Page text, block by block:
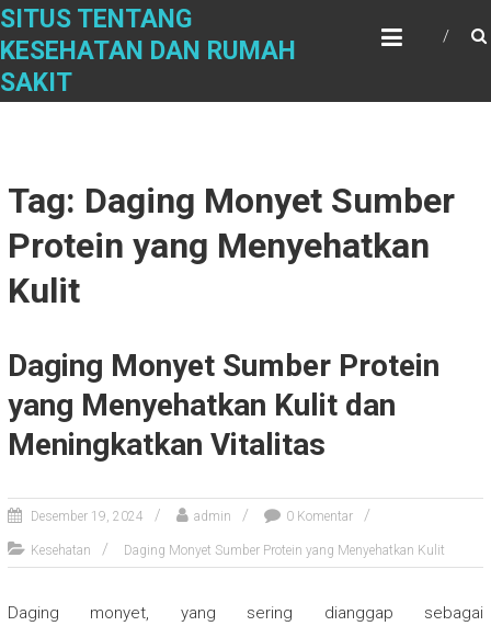
Skip
content
SITUS TENTANG
KESEHATAN DAN RUMAH
SAKIT
Tag: Daging Monyet Sumber
Protein yang Menyehatkan
Kulit
Daging Monyet Sumber Protein
yang Menyehatkan Kulit dan
Meningkatkan Vitalitas
Desember 19, 2024 admin 0 Komentar
Kesehatan Daging Monyet Sumber Protein yang Menyehatkan Kulit
Daging monyet, yang sering dianggap sebagai